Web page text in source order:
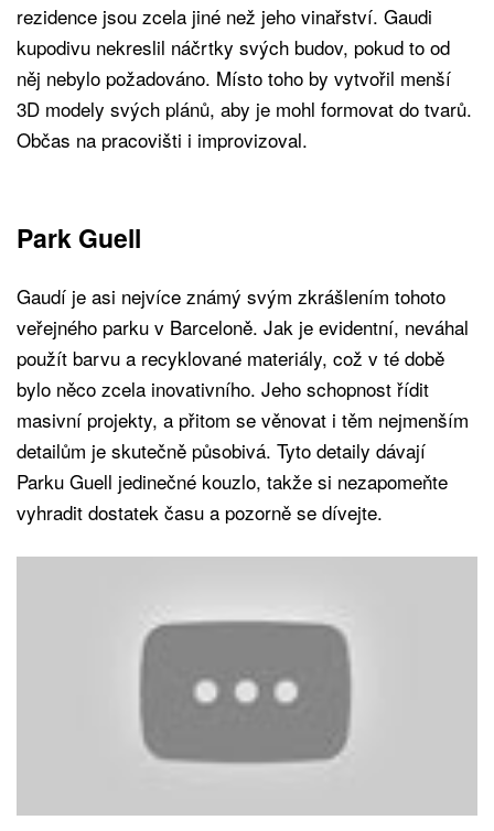
rezidence jsou zcela jiné než jeho vinařství. Gaudi
kupodivu nekreslil náčrtky svých budov, pokud to od
něj nebylo požadováno. Místo toho by vytvořil menší
3D modely svých plánů, aby je mohl formovat do tvarů.
Občas na pracovišti i improvizoval.
Park Guell
Gaudí je asi nejvíce známý svým zkrášlením tohoto
veřejného parku v Barceloně. Jak je evidentní, neváhal
použít barvu a recyklované materiály, což v té době
bylo něco zcela inovativního. Jeho schopnost řídit
masivní projekty, a přitom se věnovat i těm nejmenším
detailům je skutečně působivá. Tyto detaily dávají
Parku Guell jedinečné kouzlo, takže si nezapomeňte
vyhradit dostatek času a pozorně se dívejte.